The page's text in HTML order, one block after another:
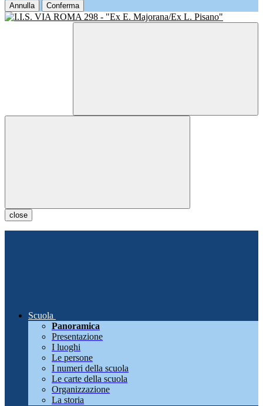
Annulla Conferma
close
Scuola
Panoramica
Presentazione
I luoghi
Le persone
I numeri della scuola
Le carte della scuola
Organizzazione
La storia